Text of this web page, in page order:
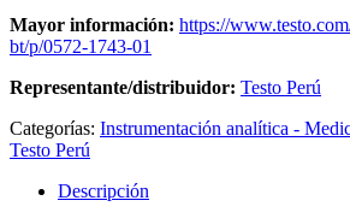
Mayor información: https://
bt/p/0572-1743-01
Representante/distribuidor: Testo Perú
Categorías: Instrumentación analítica -
Testo Perú
Descripción